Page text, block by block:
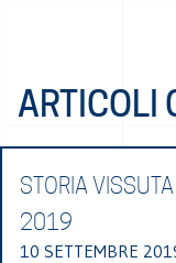
ARTICOLI
STORIA
2019
10 SETTEMBRE